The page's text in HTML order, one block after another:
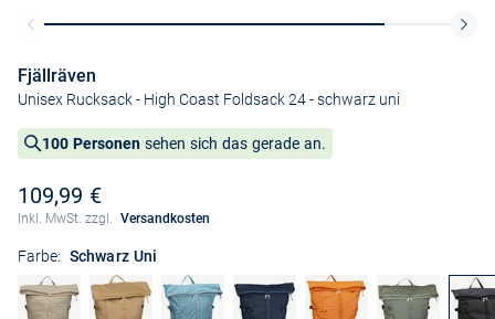
Fjällräven
Unisex Rucksack - High Coast Foldsack 24- schwarz uni
100 Personen sehen sich das gerade an.
109,99 €
Inkl. MwSt. zzgl. Versandkosten
Farbe: Schwarz Uni